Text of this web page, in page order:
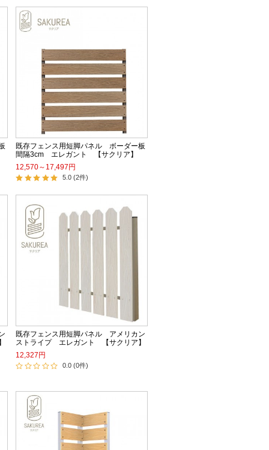
既存フェンス用短脚パネル ボーダー板
間隔3cm エレガント 【サクリア】
12,570～17,497円
5.0 (2件)
既存フェンス用短脚パネル アメリカン
ストライプ エレガント 【サクリア】
12,327円
0.0 (0件)